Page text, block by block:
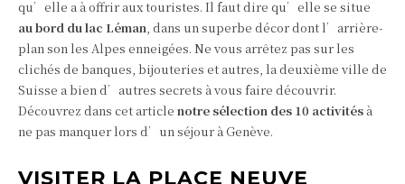
qu’elle a à offrir aux touristes. Il faut dire qu’elle se situe
au bord du lac Léman, dans un superbe décor dont l’arrière-
plan son les Alpes enneigées. Ne vous arrêtez pas sur les
clichés de banques, bijouteries et autres, la deuxième ville de
Suisse a bien d’autres secrets à vous faire découvrir.
Découvrez dans cet article notre sélection des 10 activités à
ne pas manquer lors d’un séjour à Genève.
VISITER LA PLACE NEUVE